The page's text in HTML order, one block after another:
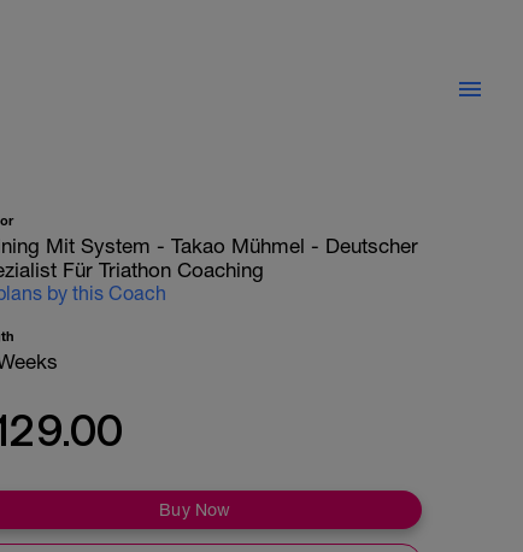
Mit System - Takao Mühmel - Deutscher
Für Triathon Coaching
by this Coach
Buy Now